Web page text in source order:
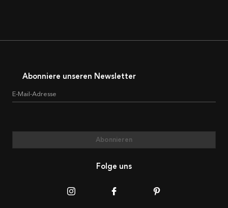
Abonniere unseren Newsletter
E-Mail-Adresse
Abonnieren
Folge uns